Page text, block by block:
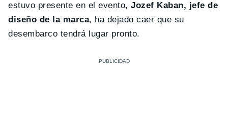
estuvo presente en el evento,Jozef Kaban, jefe de
diseño de la marca, ha dejado caer que su
desembarco tendrá lugar pronto.